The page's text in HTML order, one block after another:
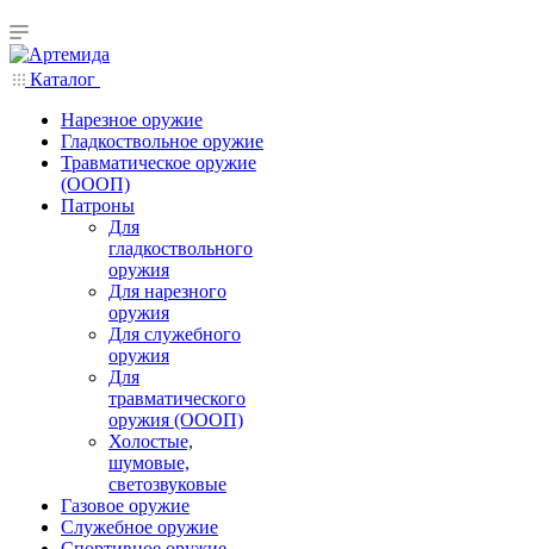
Каталог
Нарезное оружие
Гладкоствольное оружие
Травматическое оружие
(ОООП)
Патроны
Для
гладкоствольного
оружия
Для нарезного
оружия
Для служебного
оружия
Для
травматического
оружия (ОООП)
Холостые,
шумовые,
светозвуковые
Газовое оружие
Служебное оружие